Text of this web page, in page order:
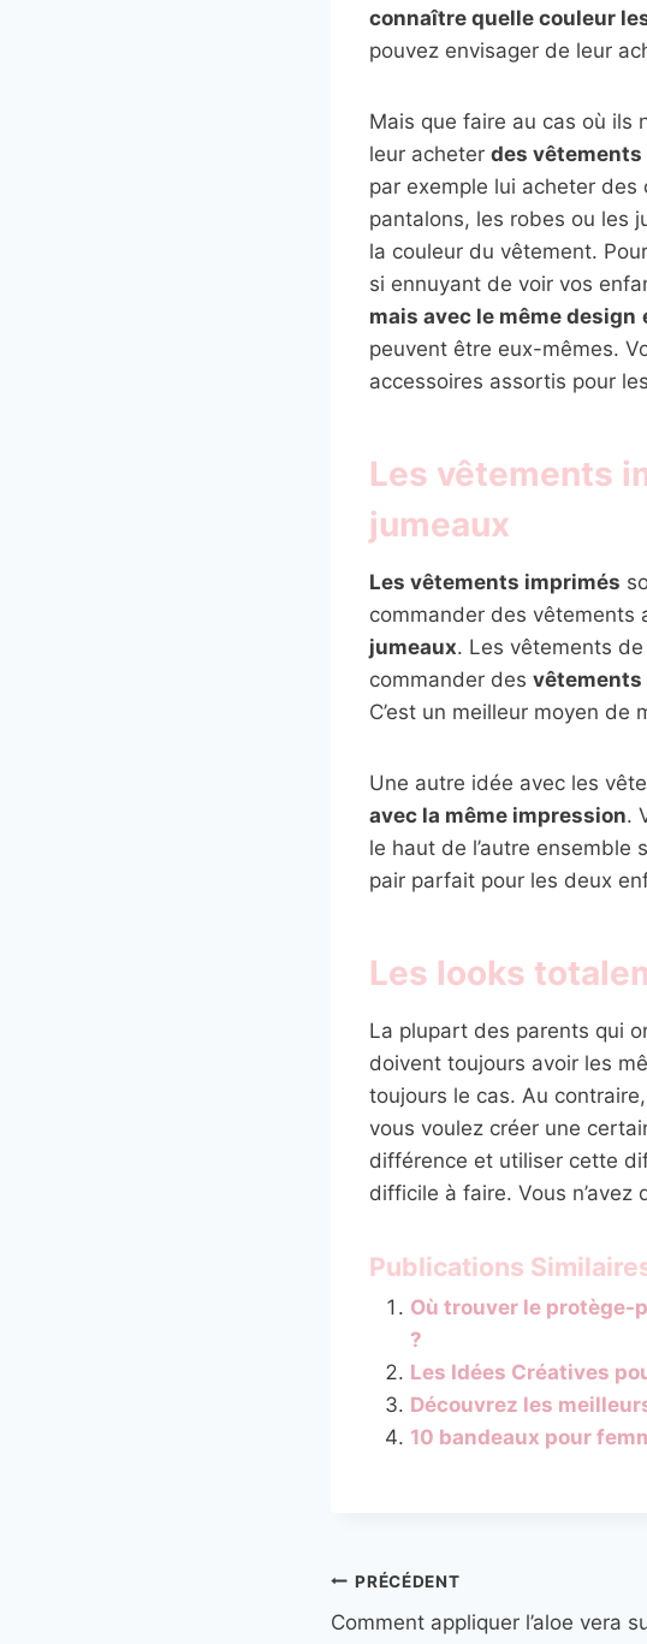
connaître quelle couleur
pouvez envisager de leur
Mais que faire au cas où ils
leur acheter des
par exemple lui acheter des
pantalons, les robes ou les
la couleur du vêtement.
si ennuyant de voir vos
mais avec le même design
peuvent être eux-mêmes.
accessoires assortis pour
Les vêtements
jumeaux
Les vêtements imprimés
commander des vêtements
jumeaux. Les vêtements
commander des vêtements
C’est un meilleur moyen de
Une autre idée avec les
avec la même impression.
le haut de l’autre ensemble
pair parfait pour les deux
Les looks
La plupart des parents qui
doivent toujours avoir les
toujours le cas. Au contraire,
vous voulez créer une
différence et utiliser cette
difficile à faire. Vous n’avez
Publications
Où trouver le protège-
?
Les Idées Créatives
Découvrez les
10 bandeaux pour
Navigation
PRÉCÉDENT
Comment appliquer l’aloe vera